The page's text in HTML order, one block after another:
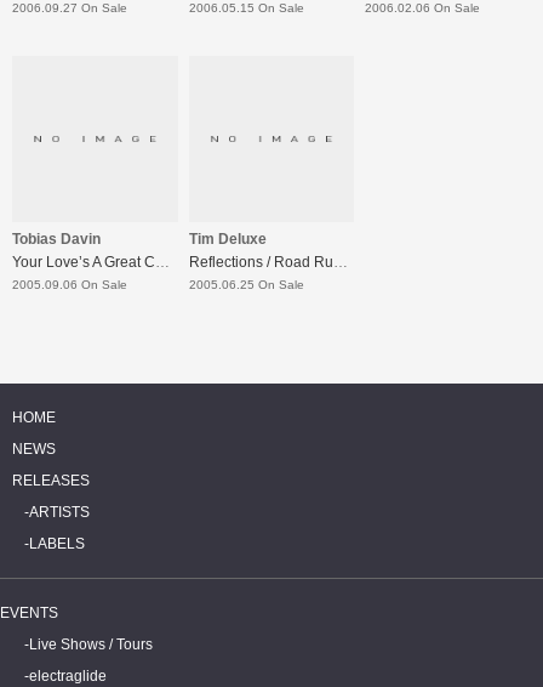
2006.09.27 On Sale 2006.05.15 On Sale 2006.02.06 On Sale
Tobias Davin
Your Love’s A Great Color On Me
2005.09.06 On Sale
Tim Deluxe
Reflections / Road Runner
2005.06.25 On Sale
HOME
NEWS
RELEASES
ARTISTS
LABELS
EVENTS
Live Shows / Tours
electraglide